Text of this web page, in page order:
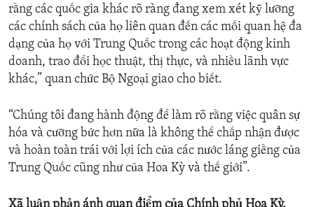
rằng các quốc gia khác rõ ràng đang xem xét kỹ lưỡng
các chính sách của họ liên quan đến các mối quan hệ đa
dạng của họ với Trung Quốc trong các hoạt động kinh
doanh, trao đổi học thuật, thị thực, và nhiều lãnh vực
khác,” quan chức Bộ Ngoại giao cho biết.
“Chúng tôi đang hành động để làm rõ rằng việc quân sự
hóa và cưỡng bức hơn nữa là không thể chấp nhận được
và hoàn toàn trái với lợi ích của các nước láng giềng của
Trung Quốc cũng như của Hoa Kỳ và thế giới”.